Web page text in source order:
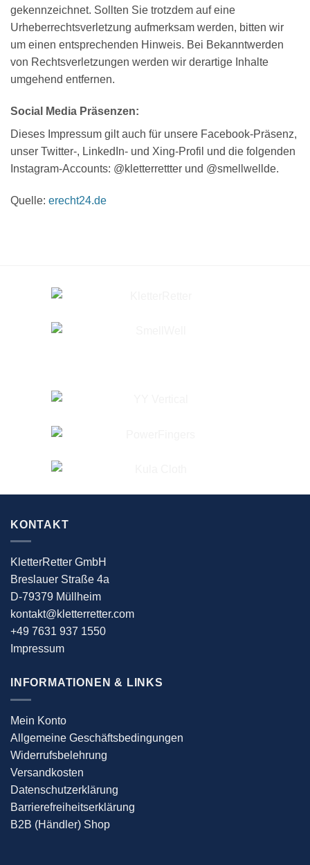
gekennzeichnet. Sollten Sie trotzdem auf eine
Urheberrechtsverletzung aufmerksam werden, bitten wir
um einen entsprechenden Hinweis. Bei Bekanntwerden
von Rechtsverletzungen werden wir derartige Inhalte
umgehend entfernen.
Social Media Präsenzen:
Dieses Impressum gilt auch für unsere Facebook-Präsenz,
unser Twitter-, LinkedIn- und Xing-Profil und die folgenden
Instagram-Accounts: @kletterrettter und @smellwellde.
Quelle: erecht24.de
KONTAKT
KletterRetter GmbH
Breslauer Straße 4a
D-79379 Müllheim
kontakt@kletterretter.com
+49 7631 937 1550
Impressum
INFORMATIONEN & LINKS
Mein Konto
Allgemeine Geschäftsbedingungen
Widerrufsbelehrung
Versandkosten
Datenschutzerklärung
Barrierefreiheitserklärung
B2B (Händler) Shop